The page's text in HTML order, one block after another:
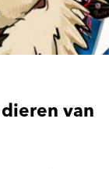
van